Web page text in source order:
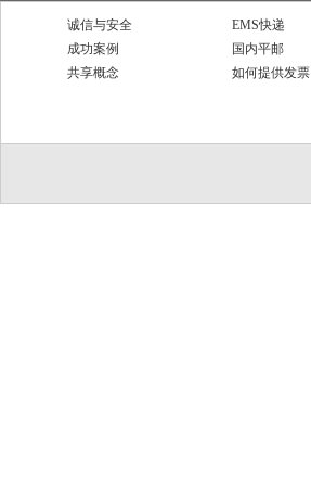
诚信与安全 EMS快递
成功案例
国内平邮
共享概念
如何提供发票